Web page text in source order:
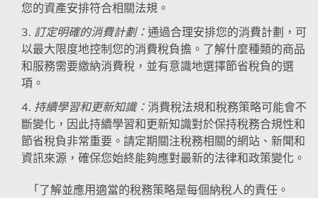
您的資產安排符合相關法規。
訂定明確的消費計劃： 通過合理安排您的消費計劃，可
以最大限度地控制您的消費稅負擔。了解什麼種類的商品
和服務需要繳納消費稅，並有意識地選擇節省稅負的選
項。
持續學習和更新知識： 消費稅法規和稅務策略可能會不
斷變化，因此持續學習和更新知識對於保持稅務合規性和
節省稅負非常重要。請定期關注稅務相關的網站、新聞和
資訊來源，確保您始終能夠應對最新的法律和政策變化。
「了解並應用適當的稅務策略是每個納稅人的責任。